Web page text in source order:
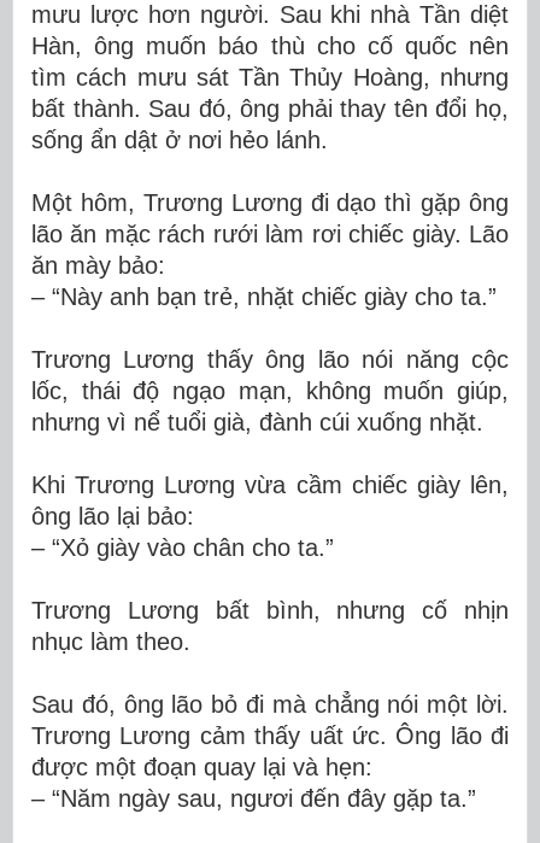
mưu lược hơn người. Sau khi nhà Tần diệt
Hàn, ông muốn báo thù cho cố quốc nên
tìm cách mưu sát Tần Thủy Hoàng, nhưng
bất thành. Sau đó, ông phải thay tên đổi họ,
sống ẩn dật ở nơi hẻo lánh.
Một hôm, Trương Lương đi dạo thì gặp ông
lão ăn mặc rách rưới làm rơi chiếc giày. Lão
ăn mày bảo:
– “Này anh bạn trẻ, nhặt chiếc giày cho ta.”
Trương Lương thấy ông lão nói năng cộc
lốc, thái độ ngạo mạn, không muốn giúp,
nhưng vì nể tuổi già, đành cúi xuống nhặt.
Khi Trương Lương vừa cầm chiếc giày lên,
ông lão lại bảo:
– “Xỏ giày vào chân cho ta.”
Trương Lương bất bình, nhưng cố nhịn
nhục làm theo.
Sau đó, ông lão bỏ đi mà chẳng nói một lời.
Trương Lương cảm thấy uất ức. Ông lão đi
được một đoạn quay lại và hẹn:
– “Năm ngày sau, ngươi đến đây gặp ta.”